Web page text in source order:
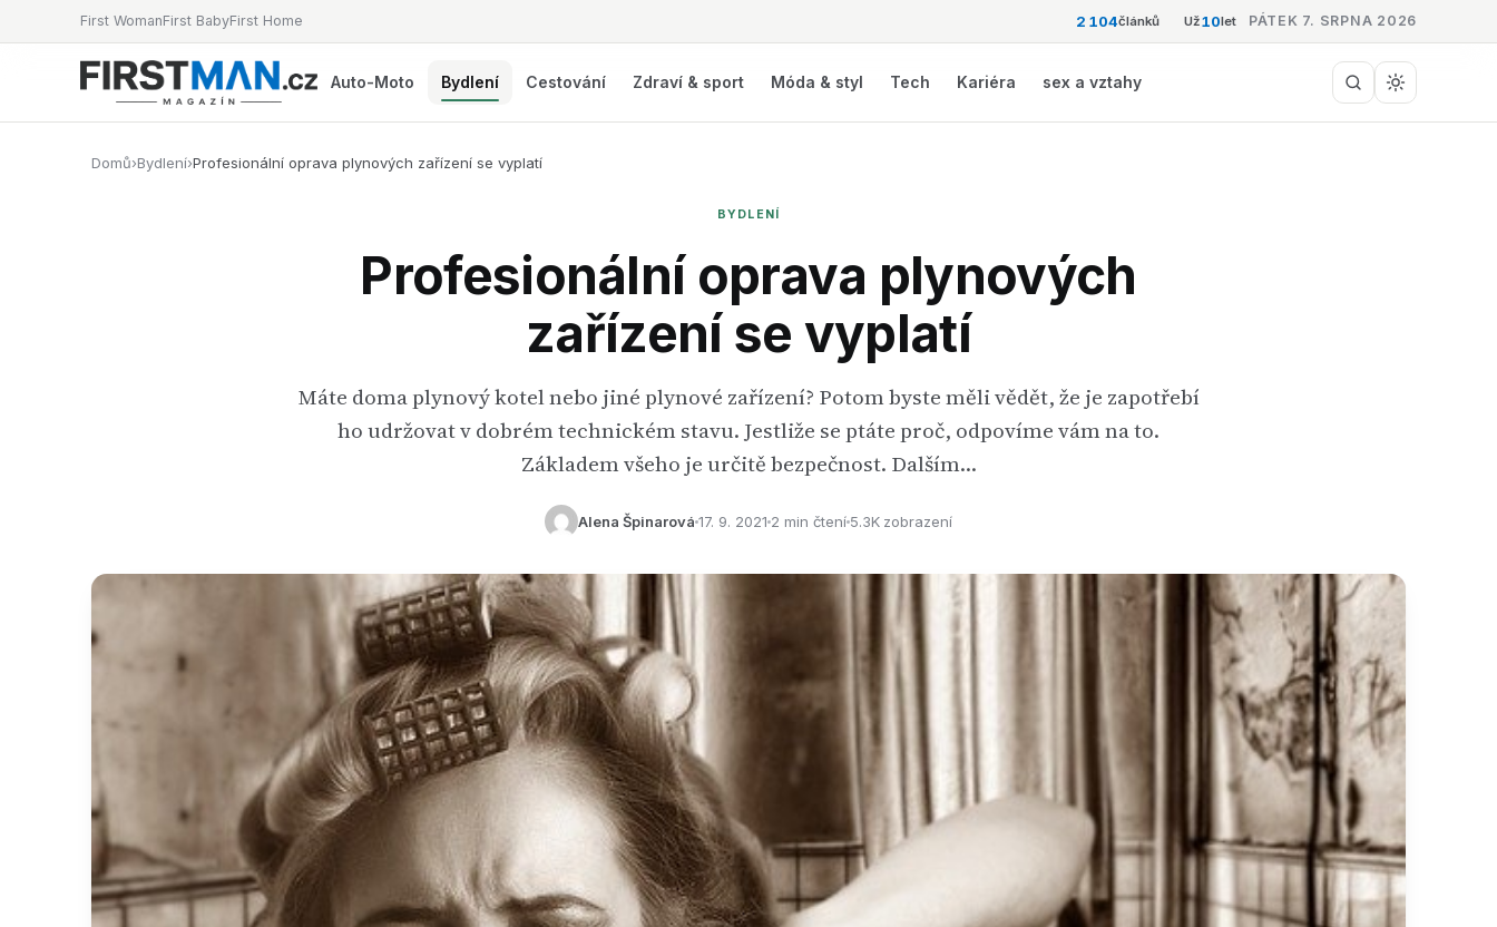
First WomanFirst BabyFirst Home 2 104článků Už10let PÁTEK 7. SRPNA 2026
Auto-Moto Bydlení Cestování Zdraví & sport Móda & styl Tech Kariéra sex a vztahy
Domů›Bydlení›Profesionální oprava plynových zařízení se vyplatí
BYDLENÍ
Profesionální oprava plynových
zařízení se vyplatí
Máte doma plynový kotel nebo jiné plynové zařízení? Potom byste měli vědět, že je zapotřebí
ho udržovat v dobrém technickém stavu. Jestliže se ptáte proč, odpovíme vám na to.
Základem všeho je určitě bezpečnost. Dalším…
Alena Špinarová 17. 9. 2021 2 min čtení 5.3K zobrazení